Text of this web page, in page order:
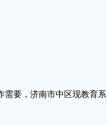
需要，济南市中区现教育系